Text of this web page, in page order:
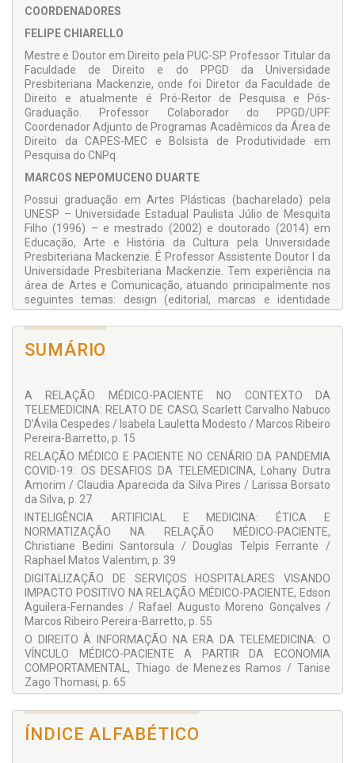
COORDENADORES
FELIPE CHIARELLO
Mestre e Doutor em Direito pela PUC-SP. Professor Titular da
Faculdade de Direito e do PPGD da Universidade
Presbiteriana Mackenzie, onde foi Diretor da Faculdade de
Direito e atualmente é Pró-Reitor de Pesquisa e Pós-
Graduação. Professor Colaborador do PPGD/UPF.
Coordenador Adjunto de Programas Acadêmicos da Área de
Direito da CAPES-MEC e Bolsista de Produtividade em
Pesquisa do CNPq.
MARCOS NEPOMUCENO DUARTE
Possui graduação em Artes Plásticas (bacharelado) pela
UNESP – Universidade Estadual Paulista Júlio de Mesquita
Filho (1996) – e mestrado (2002) e doutorado (2014) em
Educação, Arte e História da Cultura pela Universidade
Presbiteriana Mackenzie. É Professor Assistente Doutor I da
Universidade Presbiteriana Mackenzie. Tem experiência na
área de Artes e Comunicação, atuando principalmente nos
seguintes temas: design (editorial, marcas e identidade
visual), tecnologia gráfica, mercado editorial e livros digitais.
Engenheiro Mecânico e Mestre em Matemática Aplicada e
Doutor em Ciência da Computação pela PUC-RIO. Professor
Titular da Faculdade de Computação e Informática da UPM,
professor do Programa de Pós-graduação em Engenharia
Elétrica e Computação. Foi Diretor da Faculdade de
Computação e Informática e é professor titular aposentado
do ITA.
LARA ROCHA GARCIA
Doutoranda e Mestre em Direito Político e Econômico pela
Universidade Presbiteriana Mackenzie, com foco em
Inovação e Saúde. Especialista em Inovação e
Empreendedorismo por Stanford Graduate School of
Business (EUA). Professora e Advogada de Direito Digital,
Inovação, Compliance e Proteção de Dados. Foi Gerente de
Inovação do Hospital Israelita Albert Einstein e liderou a área
de produtos do Dr.Consulta.
COLABORADORES:
Ana Claudia Pompeu Torezan Andreucci
Ana Claudia Ruy Cardia Atchabahian
Caroline Placca
Christiane Bedini Santorsula
Claudia Aparecida da Silva Pires
SUMÁRIO
A RELAÇÃO MÉDICO-PACIENTE NO CONTEXTO DA
TELEMEDICINA: RELATO DE CASO, Scarlett Carvalho Nabuco
D’Ávila Cespedes / Isabela Lauletta Modesto / Marcos Ribeiro
Pereira-Barretto, p. 15
RELAÇÃO MÉDICO E PACIENTE NO CENÁRIO DA PANDEMIA
COVID-19: OS DESAFIOS DA TELEMEDICINA, Lohany Dutra
Amorim / Claudia Aparecida da Silva Pires / Larissa Borsato
da Silva, p. 27
INTELIGÊNCIA ARTIFICIAL E MEDICINA: ÉTICA E
NORMATIZAÇÃO NA RELAÇÃO MÉDICO-PACIENTE,
Christiane Bedini Santorsula / Douglas Telpis Ferrante /
Raphael Matos Valentim, p. 39
DIGITALIZAÇÃO DE SERVIÇOS HOSPITALARES VISANDO
IMPACTO POSITIVO NA RELAÇÃO MÉDICO-PACIENTE, Edson
Aguilera-Fernandes / Rafael Augusto Moreno Gonçalves /
Marcos Ribeiro Pereira-Barretto, p. 55
O DIREITO À INFORMAÇÃO NA ERA DA TELEMEDICINA: O
VÍNCULO MÉDICO-PACIENTE A PARTIR DA ECONOMIA
COMPORTAMENTAL, Thiago de Menezes Ramos / Tanise
Zago Thomasi, p. 65
TELEMEDICINA: UMA ANÁLISE DA REGULAMENTAÇÃO DOS
DADOS E UTILIZAÇÃO RESPONSÁVEL DAS INFORMAÇÕES,
Felipe Chiarello / Caroline Placca, p. 77
ÍNDICE ALFABÉTICO